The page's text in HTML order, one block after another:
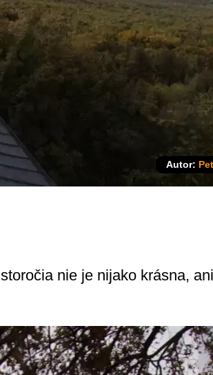
Autor:
nie je nijako krásna,